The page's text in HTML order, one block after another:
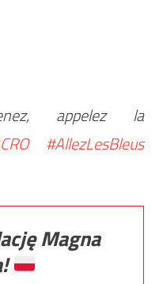
appelez la
#AllezLesBleus
Magna